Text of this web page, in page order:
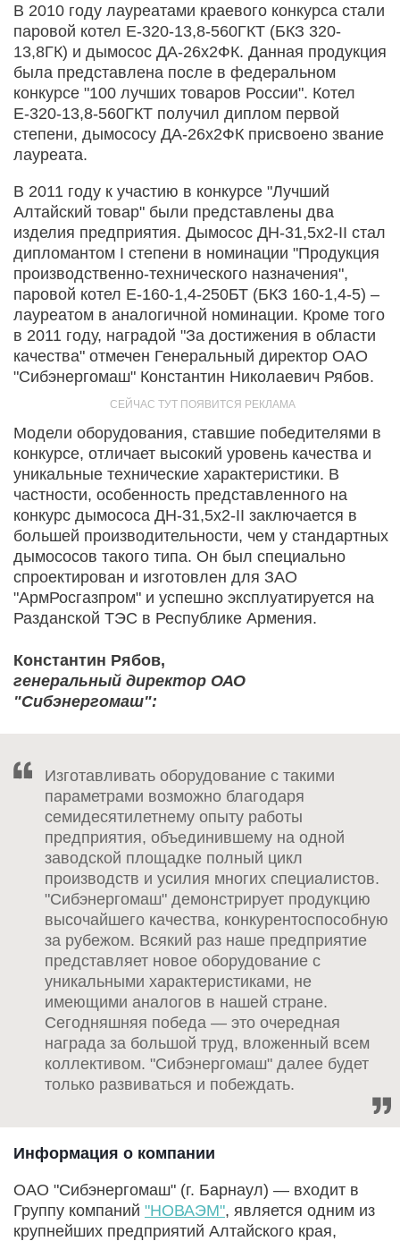
В 2010 году лауреатами краевого конкурса стали
паровой котел Е-320-13,8-560ГКТ (БКЗ 320-
13,8ГК) и дымосос ДА-26х2ФК. Данная продукция
была представлена после в федеральном
конкурсе "100 лучших товаров России". Котел
Е-320-13,8-560ГКТ получил диплом первой
степени, дымососу ДА-26х2ФК присвоено звание
лауреата.
В 2011 году к участию в конкурсе "Лучший
Алтайский товар" были представлены два
изделия предприятия. Дымосос ДН-31,5х2-II стал
дипломантом I степени в номинации "Продукция
производственно-технического назначения",
паровой котел Е-160-1,4-250БТ (БКЗ 160-1,4-5) –
лауреатом в аналогичной номинации. Кроме того
в 2011 году, наградой "За достижения в области
качества" отмечен Генеральный директор ОАО
"Сибэнергомаш" Константин Николаевич Рябов.
Модели оборудования, ставшие победителями в
конкурсе, отличает высокий уровень качества и
уникальные технические характеристики. В
частности, особенность представленного на
конкурс дымососа ДН-31,5х2-II заключается в
большей производительности, чем у стандартных
дымососов такого типа. Он был специально
спроектирован и изготовлен для ЗАО
"АрмРосгазпром" и успешно эксплуатируется на
Разданской ТЭС в Республике Армения.
Константин Рябов,
генеральный директор ОАО
"Сибэнергомаш":
Изготавливать оборудование с такими
параметрами возможно благодаря
семидесятилетнему опыту работы
предприятия, объединившему на одной
заводской площадке полный цикл
производств и усилия многих специалистов.
"Сибэнергомаш" демонстрирует продукцию
высочайшего качества, конкурентоспособную
за рубежом. Всякий раз наше предприятие
представляет новое оборудование с
уникальными характеристиками, не
имеющими аналогов в нашей стране.
Сегодняшняя победа — это очередная
награда за большой труд, вложенный всем
коллективом. "Сибэнергомаш" далее будет
только развиваться и побеждать.
Информация о компании
ОАО "Сибэнергомаш" (г. Барнаул) — входит в
Группу компаний "НОВАЭМ", является одним из
крупнейших предприятий Алтайского края,